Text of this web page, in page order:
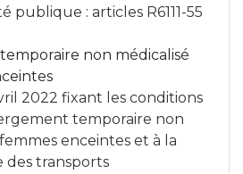
publique : articles R6111-55
non médicalisé
2022 fixant les conditions
temporaire non
enceintes et à la
des transports